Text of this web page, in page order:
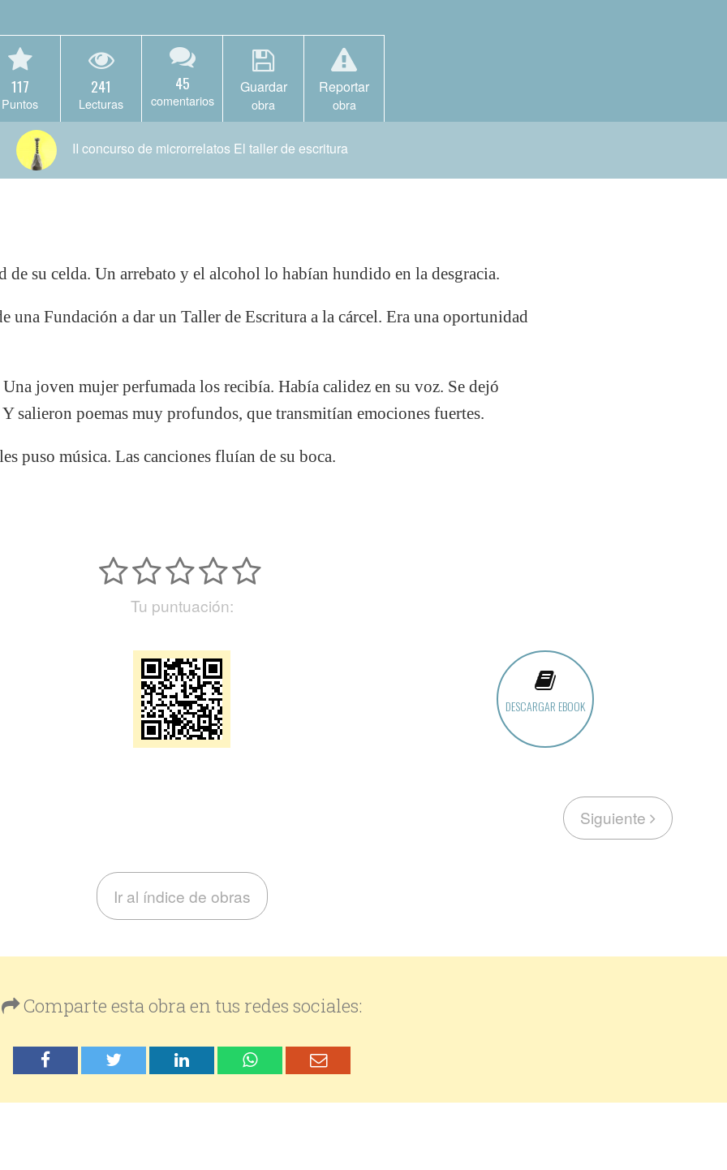
117
Puntos
241
Lecturas
45
comentarios
Guardar
obra
Reportar
obra
II concurso de microrrelatos El taller de escritura
de su celda. Un arrebato y el alcohol lo habían hundido en la desgracia.
una Fundación a dar un Taller de Escritura a la cárcel. Era una oportunidad
joven mujer perfumada los recibía. Había calidez en su voz. Se dejó
salieron poemas muy profundos, que transmitían emociones fuertes.
puso música. Las canciones fluían de su boca.
Tu puntuación:
DESCARGAR EBOOK
Siguiente
Ir al índice de obras
Comparte esta obra en tus redes sociales: